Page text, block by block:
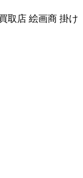
取店 絵画商 掛け